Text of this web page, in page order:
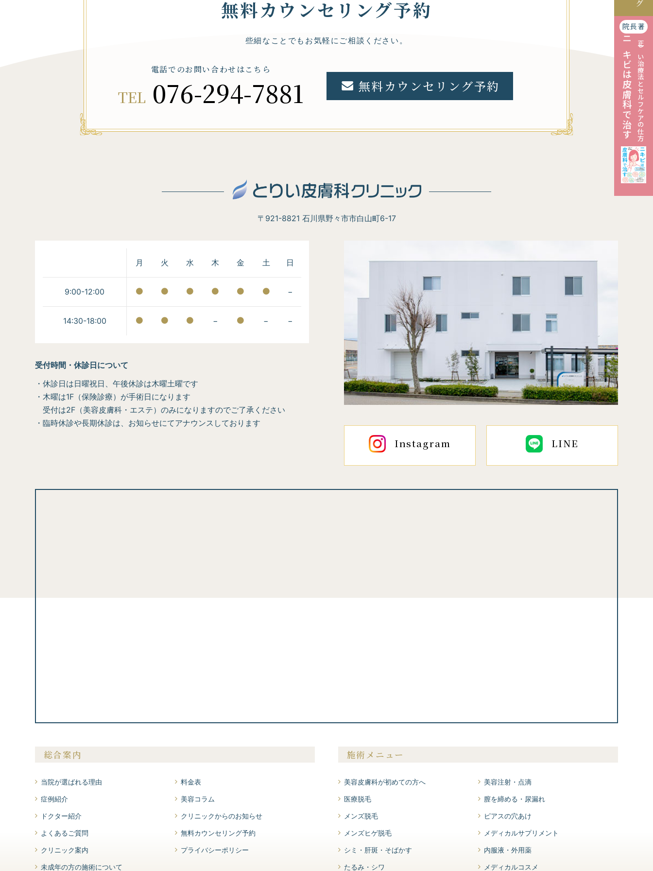
無料カウンセリング予約
些細なことでもお気軽にご相談ください。
電話でのお問い合わせはこちら
TEL 076-294-7881 無料カウンセリング予約
〒921-8821 石川県野々市市白山町6-17
月 火 水 木 金 土 日
9:00-12:00 −
14:30-18:00 − − −
受付時間・休診日について
・休診日は日曜祝日、午後休診は木曜土曜です
・木曜は1F（保険診療）が手術日になります
受付は2F（美容皮膚科・エステ）のみになりますのでご了承ください
・臨時休診や長期休診は、お知らせにてアナウンスしております
Instagram LINE
総合案内
当院が選ばれる理由
症例紹介
ドクター紹介
よくあるご質問
クリニック案内
未成年の方の施術について
料金表
美容コラム
クリニックからのお知らせ
無料カウンセリング予約
プライバシーポリシー
施術メニュー
美容皮膚科が初めての方へ
医療脱毛
メンズ脱毛
メンズヒゲ脱毛
シミ・肝斑・そばかす
たるみ・シワ
美容注射・点滴
膣を締める・尿漏れ
ピアスの穴あけ
メディカルサプリメント
内服液・外用薬
メディカルコスメ
院長著
正しい治療法とセルフケアの仕方
ニキビは皮膚科で治す